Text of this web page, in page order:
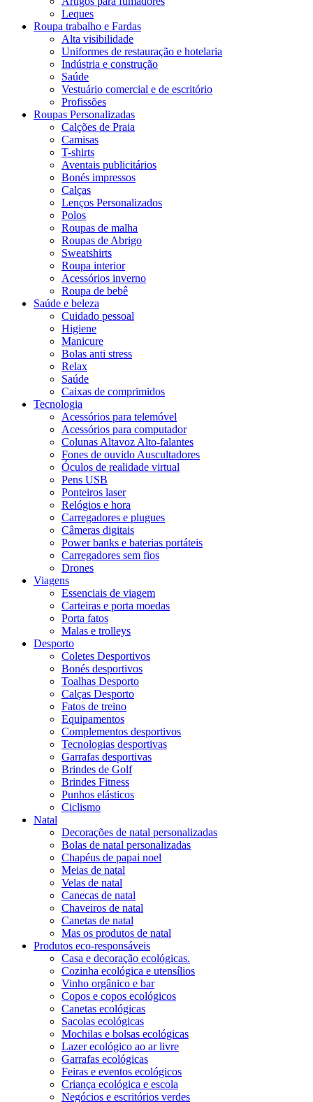
Leques
Roupa trabalho e Fardas
Alta visibilidade
Uniformes de restauração e hotelaria
Indústria e construção
Saúde
Vestuário comercial e de escritório
Profissões
Roupas Personalizadas
Calções de Praia
Camisas
T-shirts
Aventais publicitários
Bonés impressos
Calças
Lenços Personalizados
Polos
Roupas de malha
Roupas de Abrigo
Sweatshirts
Roupa interior
Acessórios inverno
Roupa de bebê
Saúde e beleza
Cuidado pessoal
Higiene
Manicure
Bolas anti stress
Relax
Saúde
Caixas de comprimidos
Tecnologia
Acessórios para telemóvel
Acessórios para computador
Colunas Altavoz Alto-falantes
Fones de ouvido Auscultadores
Óculos de realidade virtual
Pens USB
Ponteiros laser
Relógios e hora
Carregadores e plugues
Câmeras digitais
Power banks e baterias portáteis
Carregadores sem fios
Drones
Viagens
Essenciais de viagem
Carteiras e porta moedas
Porta fatos
Malas e trolleys
Desporto
Coletes Desportivos
Bonés desportivos
Toalhas Desporto
Calças Desporto
Fatos de treino
Equipamentos
Complementos desportivos
Tecnologias desportivas
Garrafas desportivas
Brindes de Golf
Brindes Fitness
Punhos elásticos
Ciclismo
Natal
Decorações de natal personalizadas
Bolas de natal personalizadas
Chapéus de papai noel
Meias de natal
Velas de natal
Canecas de natal
Chaveiros de natal
Canetas de natal
Mas os produtos de natal
Produtos eco-responsáveis
Casa e decoração ecológicas.
Cozinha ecológica e utensílios
Vinho orgânico e bar
Copos e copos ecológicos
Canetas ecológicas
Sacolas ecológicas
Mochilas e bolsas ecológicas
Lazer ecológico ao ar livre
Garrafas ecológicas
Feiras e eventos ecológicos
Criança ecológica e escola
Negócios e escritórios verdes